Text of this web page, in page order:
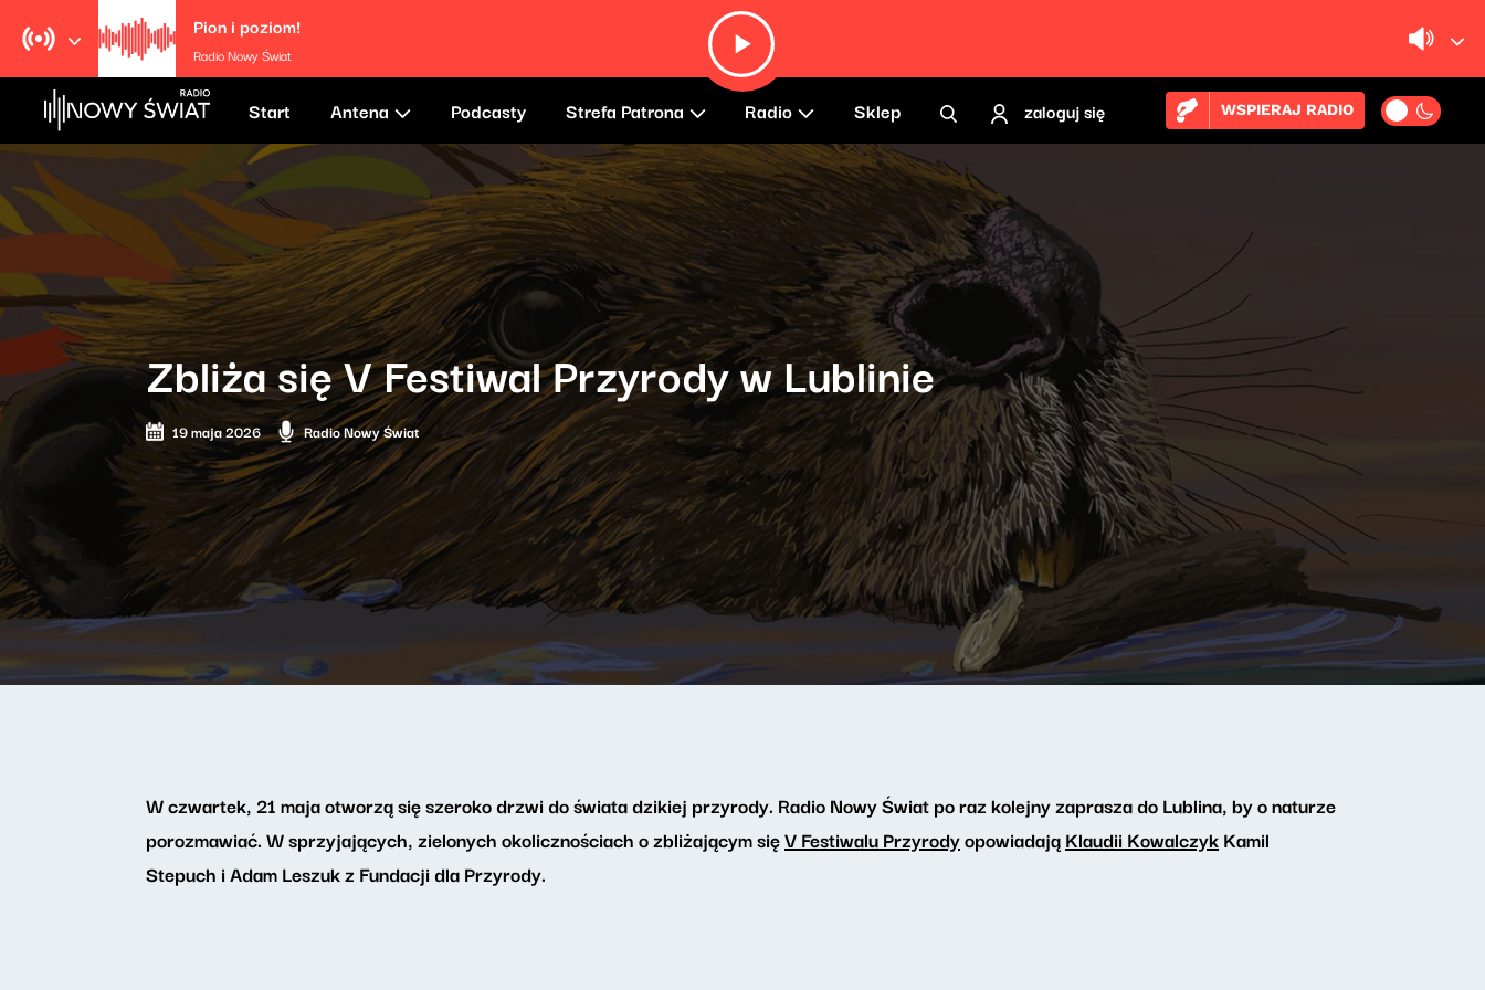
Pion i poziom!
Radio Nowy Świat
Start Antena Podcasty Strefa Patrona Radio Sklep zaloguj się WSPIERAJ RADIO
Zbliża się V Festiwal Przyrody w Lublinie
19 maja 2026 Radio Nowy Świat
W czwartek, 21 maja otworzą się szeroko drzwi do świata dzikiej przyrody. Radio Nowy Świat po raz kolejny zaprasza do Lublina, by o naturze
porozmawiać. W sprzyjających, zielonych okolicznościach o zbliżającym sięV Festiwalu PrzyrodyopowiadająKlaudii KowalczykKamil
Stepuch i Adam Leszuk z Fundacji dla Przyrody.